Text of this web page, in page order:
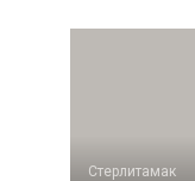
Стерлитамак